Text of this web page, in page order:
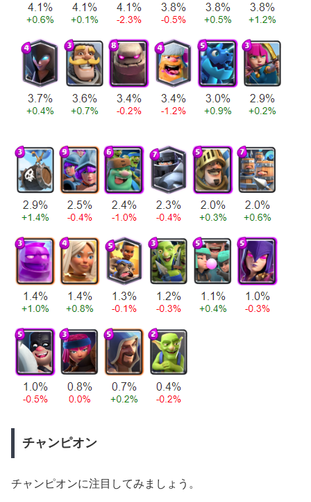
チャンピオン
チャンピオンに注目してみましょう。